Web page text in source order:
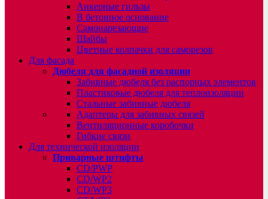
Анкерные гильзы
В бетонное основание
Самонарезающие
Шайбы
Цветные колпачки для саморезов
Для фасада
Дюбеля для фасадной изоляции
Забивные дюбеля без распорных элементов
Пластиковые дюбеля для теплоизоляции
Стальные забивные дюбеля
Адаптеры для забивных связей
Вентиляционные коробочки
Гибкие связи
Для технической изоляции
Приварные штифты
CD/PWP
CD/WP2
CD/WP3